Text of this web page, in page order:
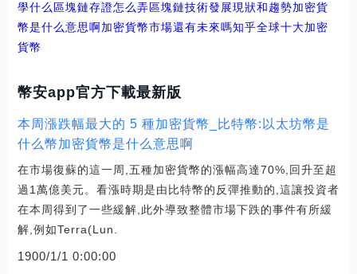
學什么 區塊鏈存證怎么弄區塊鏈技術發展現狀和趨勢加密貨
幣是什么意思啊加密貨幣市場還有未來嗎知乎全球十大加密
貨幣
幣安app官方下載最新版
本周漲跌幅最大的 5 種加密貨幣_比特幣:以太坊幣是
什么幣加密貨幣是什么意思啊
在市場復蘇的這一周,五種加密貨幣的漲幅高達70%,回升至超
過1萬億美元。看漲時期是由比特幣的反彈推動的,這讓投資者
在本周得到了一些緩解,此外導致整體市場下跌的事件有所緩
解,例如Terra(Lun.
1900/1/1 0:00:00